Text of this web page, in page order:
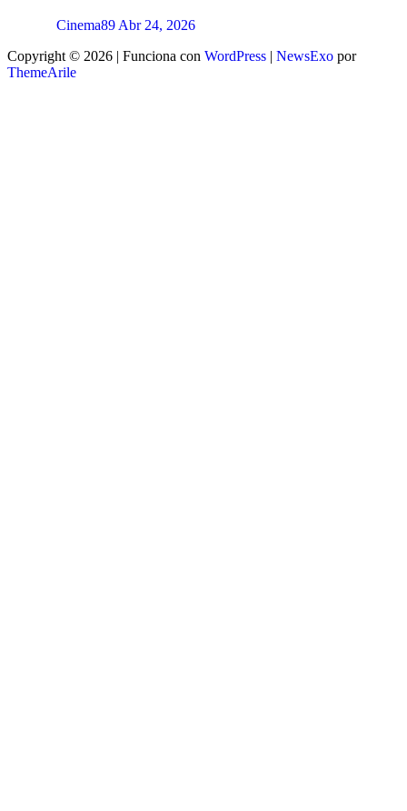
Cinema89 Abr 24, 2026
Copyright © 2026 | Funciona con WordPress | NewsExo por
ThemeArile